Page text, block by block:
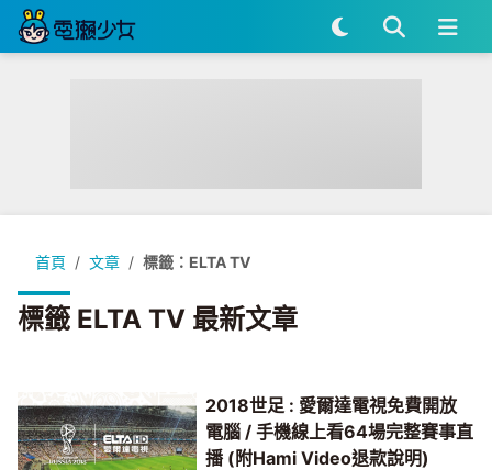
首頁 文章 標籤：ELTA TV
標籤 ELTA TV 最新文章
2018世足 : 愛爾達電視免費開放
電腦 / 手機線上看64場完整賽事直
播 (附Hami Video退款說明)